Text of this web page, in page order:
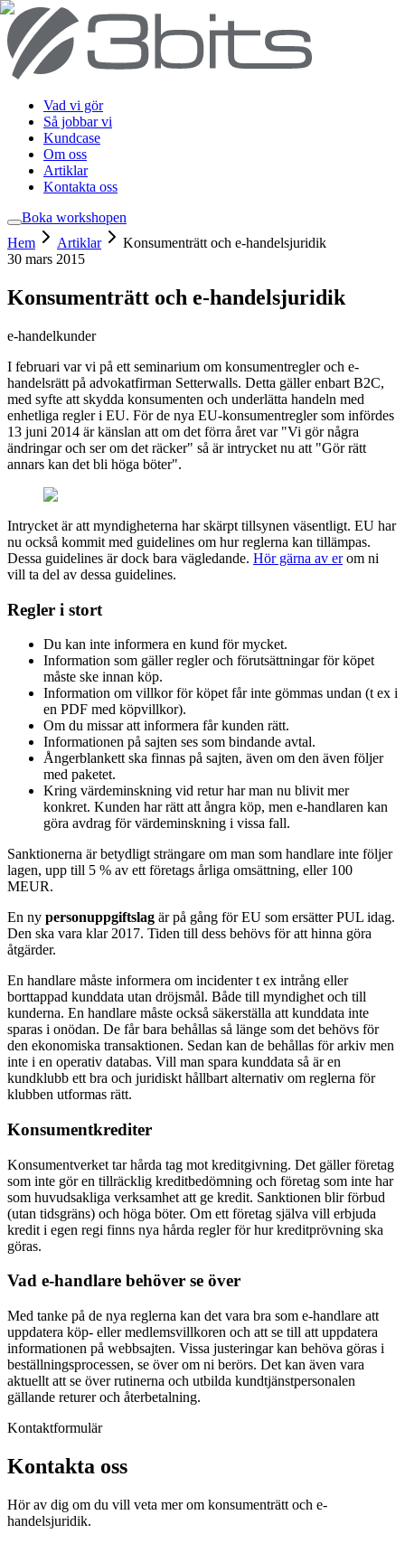
Vad vi gör
Så jobbar vi
Kundcase
Om oss
Artiklar
Kontakta oss
Boka workshopen
Hem
Artiklar
Konsumenträtt och e-handelsjuridik
30 mars 2015
Konsumenträtt och e-handelsjuridik
e-handelkunder
I februari var vi på ett seminarium om konsumentregler och e-
handelsrätt på advokatfirman Setterwalls. Detta gäller enbart B2C,
med syfte att skydda konsumenten och underlätta handeln med
enhetliga regler i EU. För de nya EU-konsumentregler som infördes
13 juni 2014 är känslan att om det förra året var "Vi gör några
ändringar och ser om det räcker" så är intrycket nu att "Gör rätt
annars kan det bli höga böter".
Intrycket är att myndigheterna har skärpt tillsynen väsentligt. EU har
nu också kommit med guidelines om hur reglerna kan tillämpas.
Dessa guidelines är dock bara vägledande. Hör gärna av erom ni
vill ta del av dessa guidelines.
Regler i stort
Du kan inte informera en kund för mycket.
Information som gäller regler och förutsättningar för köpet
måste ske innan köp.
Information om villkor för köpet får inte gömmas undan (t ex i
en PDF med köpvillkor).
Om du missar att informera får kunden rätt.
Informationen på sajten ses som bindande avtal.
Ångerblankett ska finnas på sajten, även om den även följer
med paketet.
Kring värdeminskning vid retur har man nu blivit mer
konkret. Kunden har rätt att ångra köp, men e-handlaren kan
göra avdrag för värdeminskning i vissa fall.
Sanktionerna är betydligt strängare om man som handlare inte följer
lagen, upp till 5 % av ett företags årliga omsättning, eller 100
MEUR.
En ny personuppgiftslag är på gång för EU som ersätter PUL idag.
Den ska vara klar 2017. Tiden till dess behövs för att hinna göra
åtgärder.
En handlare måste informera om incidenter t ex intrång eller
borttappad kunddata utan dröjsmål. Både till myndighet och till
kunderna. En handlare måste också säkerställa att kunddata inte
sparas i onödan. De får bara behållas så länge som det behövs för
den ekonomiska transaktionen. Sedan kan de behållas för arkiv men
inte i en operativ databas. Vill man spara kunddata så är en
kundklubb ett bra och juridiskt hållbart alternativ om reglerna för
klubben utformas rätt.
Konsumentkrediter
Konsumentverket tar hårda tag mot kreditgivning. Det gäller företag
som inte gör en tillräcklig kreditbedömning och företag som inte har
som huvudsakliga verksamhet att ge kredit. Sanktionen blir förbud
(utan tidsgräns) och höga böter. Om ett företag själva vill erbjuda
kredit i egen regi finns nya hårda regler för hur kreditprövning ska
göras.
Vad e-handlare behöver se över
Med tanke på de nya reglerna kan det vara bra som e-handlare att
uppdatera köp- eller medlemsvillkoren och att se till att uppdatera
informationen på webbsajten. Vissa justeringar kan behöva göras i
beställningsprocessen, se över om ni berörs. Det kan även vara
aktuellt att se över rutinerna och utbilda kundtjänstpersonalen
gällande returer och återbetalning.
Kontaktformulär
Kontakta oss
Hör av dig om du vill veta mer om konsumenträtt och e-
handelsjuridik.